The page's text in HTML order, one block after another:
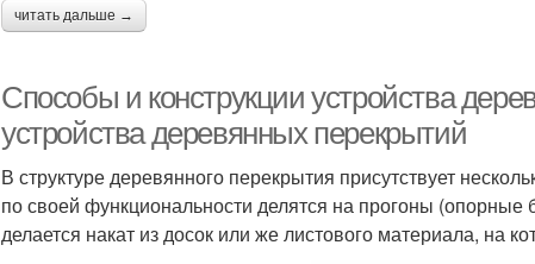
читать дальше →
Способы и конструкции устройства
устройства деревянных перекрытий
В структуре деревянного перекрытия присутствует
по своей функциональности делятся на прогоны
делается накат из досок или же листового материала, на